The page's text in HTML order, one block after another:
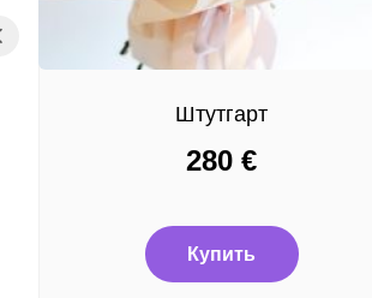
Штутгарт
280 €
Купить